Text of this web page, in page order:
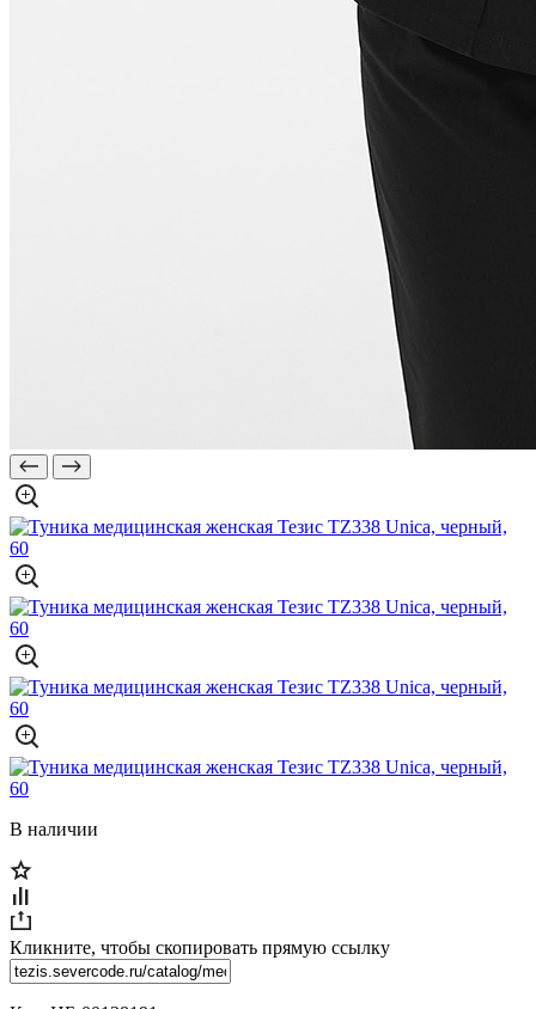
В наличии
Кликните, чтобы скопировать прямую ссылку